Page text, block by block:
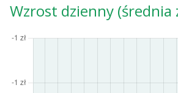
Wzrost dzienny (średnia